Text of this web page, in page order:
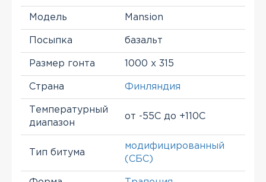
Модель Mansion
Посыпка базальт
Размер гонта 1000 х 315
Страна Финляндия
Температурный
диапазон
от -55С до +110С
Тип битума
модифицированный
(СБС)